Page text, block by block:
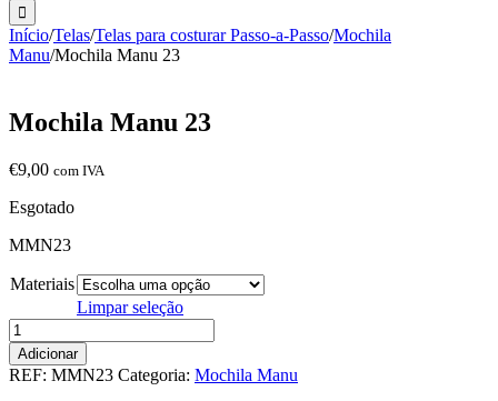
Início/Telas/Telas para costurar Passo-a-Passo/Mochila
Manu/Mochila Manu 23
Mochila Manu 23
€9,00 com IVA
Esgotado
MMN23
Materiais
Limpar seleção
Quantidade
de
Mochila
Manu
Adicionar
REF: MMN23 Categoria: Mochila Manu